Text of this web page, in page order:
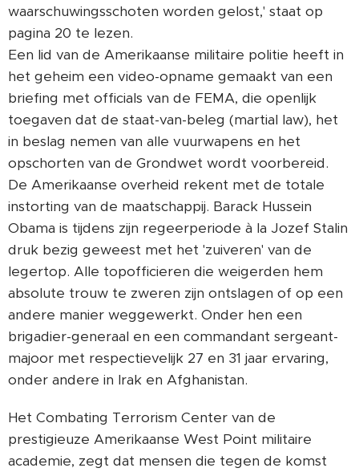
waarschuwingsschoten worden gelost,' staat op
pagina 20 te lezen.
Een lid van de Amerikaanse militaire politie heeft in
het geheim een video-opname gemaakt van een
briefing met officials van de FEMA, die openlijk
toegaven dat de staat-van-beleg (martial law), het
in beslag nemen van alle vuurwapens en het
opschorten van de Grondwet wordt voorbereid.
De Amerikaanse overheid rekent met de totale
instorting van de maatschappij. Barack Hussein
Obama is tijdens zijn regeerperiode à la Jozef Stalin
druk bezig geweest met het 'zuiveren' van de
legertop. Alle topofficieren die weigerden hem
absolute trouw te zweren zijn ontslagen of op een
andere manier weggewerkt. Onder hen een
brigadier-generaal en een commandant sergeant-
majoor met respectievelijk 27 en 31 jaar ervaring,
onder andere in Irak en Afghanistan.
Het Combating Terrorism Center van de
prestigieuze Amerikaanse West Point militaire
academie, zegt dat mensen die tegen de komst